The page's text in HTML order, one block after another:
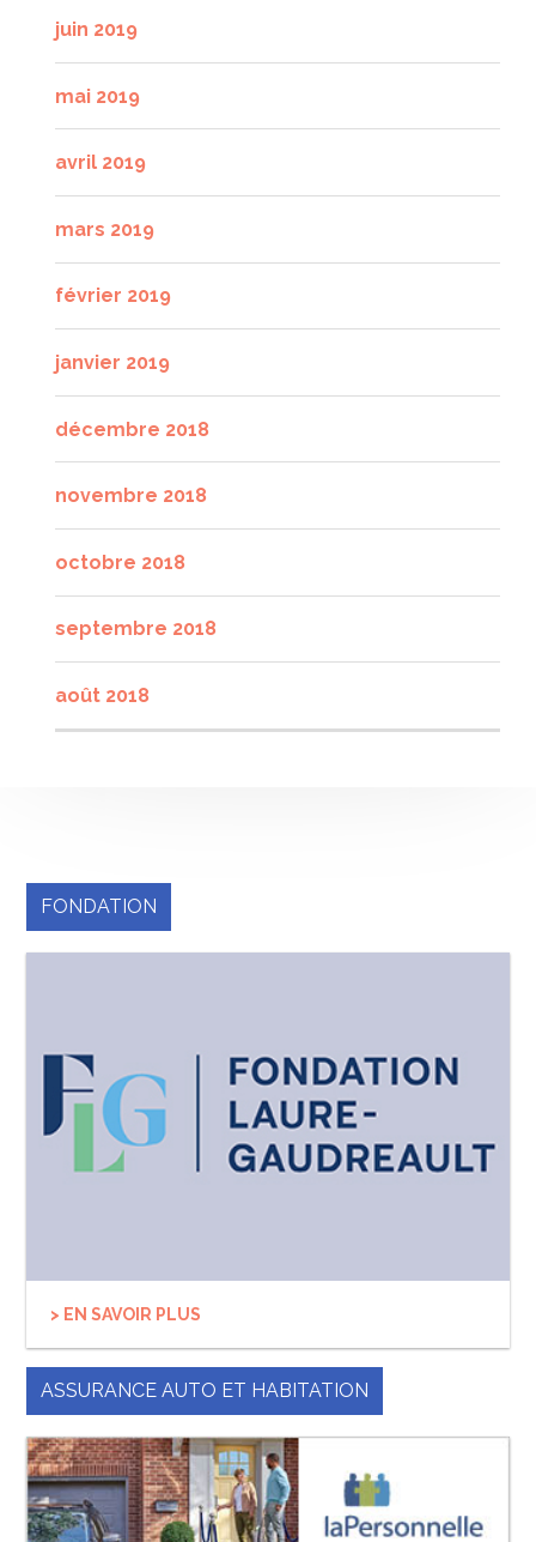
juin 2019
mai 2019
avril 2019
mars 2019
février 2019
janvier 2019
décembre 2018
novembre 2018
octobre 2018
septembre 2018
août 2018
FONDATION
> EN SAVOIR PLUS
ASSURANCE AUTO ET HABITATION